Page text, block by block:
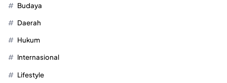
Budaya
Daerah
Hukum
Internasional
Lifestyle